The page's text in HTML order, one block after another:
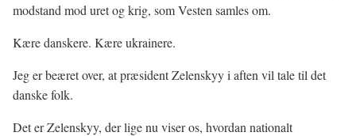
modstand mod uret og krig, som Vesten samles om.
Kære danskere. Kære ukrainere.
Jeg er beæret over, at præsident Zelenskyy i aften vil tale til det
danske folk.
Det er Zelenskyy, der lige nu viser os, hvordan nationalt